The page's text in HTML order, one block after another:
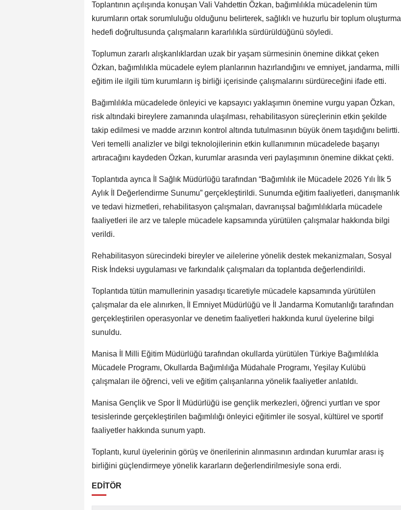
Toplantının açılışında konuşan Vali Vahdettin Özkan, bağımlılıkla mücadelenin tüm
kurumların ortak sorumluluğu olduğunu belirterek, sağlıklı ve huzurlu bir toplum oluşturma
hedefi doğrultusunda çalışmaların kararlılıkla sürdürüldüğünü söyledi.
Toplumun zararlı alışkanlıklardan uzak bir yaşam sürmesinin önemine dikkat çeken
Özkan, bağımlılıkla mücadele eylem planlarının hazırlandığını ve emniyet, jandarma, milli
eğitim ile ilgili tüm kurumların iş birliği içerisinde çalışmalarını sürdüreceğini ifade etti.
Bağımlılıkla mücadelede önleyici ve kapsayıcı yaklaşımın önemine vurgu yapan Özkan,
risk altındaki bireylere zamanında ulaşılması, rehabilitasyon süreçlerinin etkin şekilde
takip edilmesi ve madde arzının kontrol altında tutulmasının büyük önem taşıdığını belirtti.
Veri temelli analizler ve bilgi teknolojilerinin etkin kullanımının mücadelede başarıyı
artıracağını kaydeden Özkan, kurumlar arasında veri paylaşımının önemine dikkat çekti.
Toplantıda ayrıca İl Sağlık Müdürlüğü tarafından “Bağımlılık ile Mücadele 2026 Yılı İlk 5
Aylık İl Değerlendirme Sunumu” gerçekleştirildi. Sunumda eğitim faaliyetleri, danışmanlık
ve tedavi hizmetleri, rehabilitasyon çalışmaları, davranışsal bağımlılıklarla mücadele
faaliyetleri ile arz ve taleple mücadele kapsamında yürütülen çalışmalar hakkında bilgi
verildi.
Rehabilitasyon sürecindeki bireyler ve ailelerine yönelik destek mekanizmaları, Sosyal
Risk İndeksi uygulaması ve farkındalık çalışmaları da toplantıda değerlendirildi.
Toplantıda tütün mamullerinin yasadışı ticaretiyle mücadele kapsamında yürütülen
çalışmalar da ele alınırken, İl Emniyet Müdürlüğü ve İl Jandarma Komutanlığı tarafından
gerçekleştirilen operasyonlar ve denetim faaliyetleri hakkında kurul üyelerine bilgi
sunuldu.
Manisa İl Milli Eğitim Müdürlüğü tarafından okullarda yürütülen Türkiye Bağımlılıkla
Mücadele Programı, Okullarda Bağımlılığa Müdahale Programı, Yeşilay Kulübü
çalışmaları ile öğrenci, veli ve eğitim çalışanlarına yönelik faaliyetler anlatıldı.
Manisa Gençlik ve Spor İl Müdürlüğü ise gençlik merkezleri, öğrenci yurtları ve spor
tesislerinde gerçekleştirilen bağımlılığı önleyici eğitimler ile sosyal, kültürel ve sportif
faaliyetler hakkında sunum yaptı.
Toplantı, kurul üyelerinin görüş ve önerilerinin alınmasının ardından kurumlar arası iş
birliğini güçlendirmeye yönelik kararların değerlendirilmesiyle sona erdi.
EDİTÖR